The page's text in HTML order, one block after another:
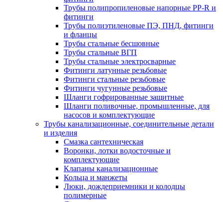
Трубы полипропиленовые напорные PP-R и
фитинги
Трубы полиэтиленовые ПЭ, ПНД, фитинги
и фланцы
Трубы стальные бесшовные
Трубы стальные ВГП
Трубы стальные электросварные
Фитинги латунные резьбовые
Фитинги стальные резьбовые
Фитинги чугунные резьбовые
Шланги гофрированные защитные
Шланги поливочные, промышленные, для
насосов и комплектующие
Трубы канализационные, соединительные детали
и изделия
Смазка сантехническая
Воронки, лотки водосточные и
комплектующие
Клапаны канализационные
Кольца и манжеты
Люки, дождеприемники и колодцы
полимерные